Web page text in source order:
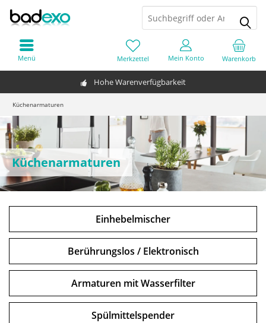
Hohe Warenverfügbarkeit
Warenkorb
Merkzettel Mein Konto
Menü
Küchenarmaturen
Küchenarmaturen
Einhebelmischer
Berührungslos / Elektronisch
Armaturen mit Wasserfilter
Spülmittelspender